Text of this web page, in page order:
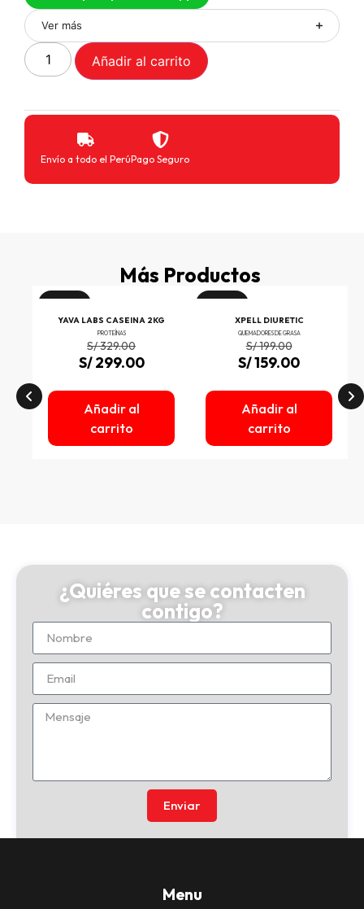
Ver más
Añadir al carrito
Envío a todo el PerúPago Seguro
Más Productos
¡Oferta!
YAVA LABS CASEINA 2KG
PROTEÍNAS
S/329.00
S/299.00
Añadir al
carrito
¡Oferta!
XPELL DIURETIC
QUEMADORES DE GRASA
S/199.00
S/159.00
Añadir al
carrito
¿Quiéres que se contacten
contigo?
Enviar
Menu